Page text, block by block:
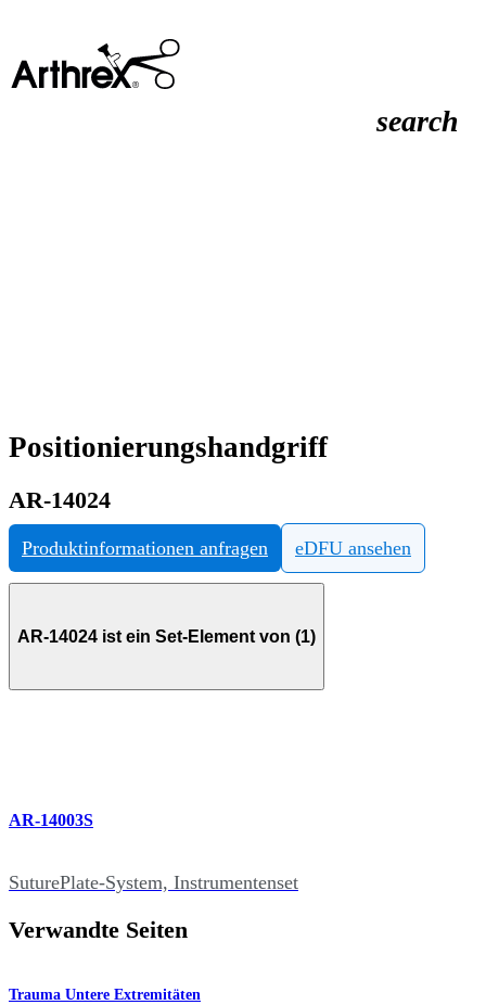
search
Positionierungshandgriff
AR-14024
Produktinformationen anfragen eDFU ansehen
AR-14024 ist ein Set-Element von (1)
AR-14003S
SuturePlate-System, Instrumentenset
Verwandte Seiten
Trauma Untere Extremitäten